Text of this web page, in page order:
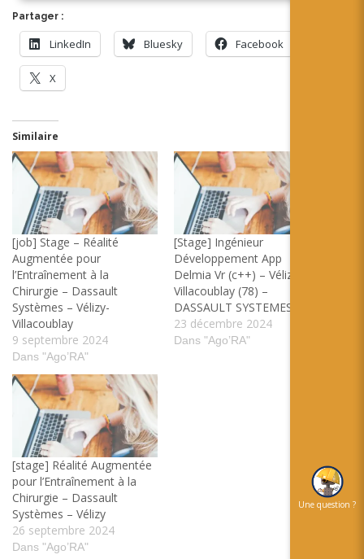
Partager :
LinkedIn Bluesky Facebook
X
Similaire
[job] Stage – Réalité
Augmentée pour
l’Entraînement à la
Chirurgie – Dassault
Systèmes – Vélizy-
Villacoublay
9 septembre 2024
Dans "Ago’RA"
[Stage] Ingénieur
Développement App
Delmia Vr (c++) – Vélizy-
Villacoublay (78) –
DASSAULT SYSTEMES
23 décembre 2024
Dans "Ago’RA"
[stage] Réalité Augmentée
pour l’Entraînement à la
Chirurgie – Dassault
Systèmes – Vélizy
26 septembre 2024
Dans "Ago’RA"
Une question ?